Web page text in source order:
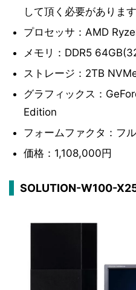
して頂く必要があります
プロセッサ：AMD
メモリ：DDR5
ストレージ：2TB
グラフィックス：
Edition
フォームファクタ：フ
価格：1,108,000円
SOLUTION-W100-